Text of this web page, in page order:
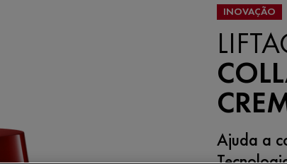
INOVAÇÃO
Ajuda a